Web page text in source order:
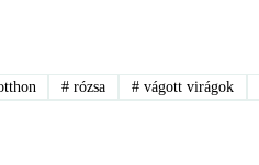
# rózsa # vágott virágok